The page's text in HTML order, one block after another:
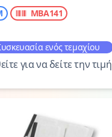
MBA141
ενός τεμαχίου
για να δείτε την τιμή